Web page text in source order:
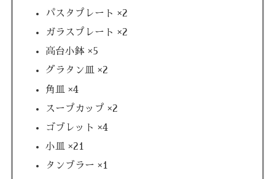
パスタプレート ×2
ガラスプレート ×2
高台小鉢 ×5
グラタン皿 ×2
角皿 ×4
スープカップ ×2
ゴブレット ×4
小皿 ×21
タンブラー ×1